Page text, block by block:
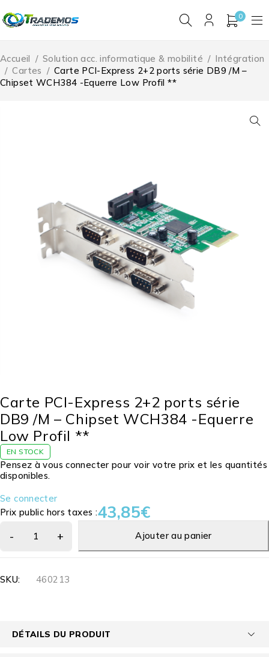
0
Accueil / Solution acc. informatique & mobilité / Intégration
/ Cartes / Carte PCI-Express 2+2 ports série DB9 /M –
Chipset WCH384 -Equerre Low Profil **
Carte PCI-Express 2+2 ports série
DB9 /M – Chipset WCH384 -Equerre
Low Profil **
EN STOCK
Pensez à vous connecter pour voir votre prix et les quantités
disponibles.
Se connecter
Prix public hors taxes :43,85€
Ajouter au panier
SKU: 460213
DÉTAILS DU PRODUIT